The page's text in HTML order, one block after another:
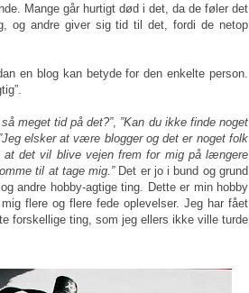
Mange går hurtigt død i det, da de føler det
og andre giver sig tid til det, fordi de netop
en blog kan betyde for den enkelte person.
meget tid på det?”, ”Kan du ikke finde noget
”Jeg elsker at være blogger og det er noget folk
det vil blive vejen frem for mig på længere
til at tage mig.”Det er jo i bund og grund
andre hobby-agtige ting. Dette er min hobby
flere og flere fede oplevelser. Jeg har fået
forskellige ting, som jeg ellers ikke ville turde